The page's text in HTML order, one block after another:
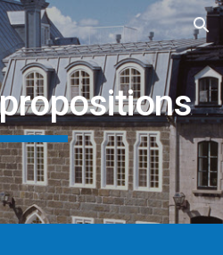
Skip to navigation